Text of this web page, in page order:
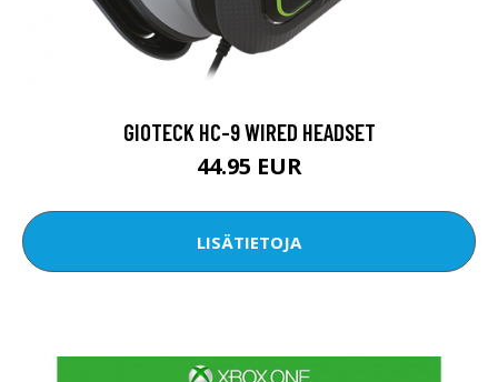
GIOTECK HC-9 WIRED HEADSET
44.95 EUR
LISÄTIETOJA